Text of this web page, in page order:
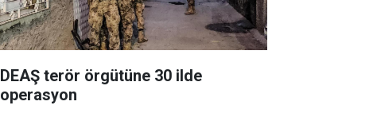
DEAŞ terör örgütüne 30 ilde
operasyon